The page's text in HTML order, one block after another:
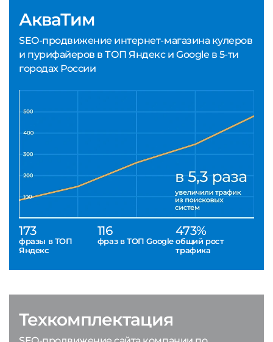
АкваТим
SEO-продвижение интернет-магазина кулеров
и пурифайеров в ТОП Яндекс и Google в 5-ти
городах России
173
фразы в ТОП
Яндекс
116
фраз в ТОП Google
473%
общий рост
трафика
Техкомплектация